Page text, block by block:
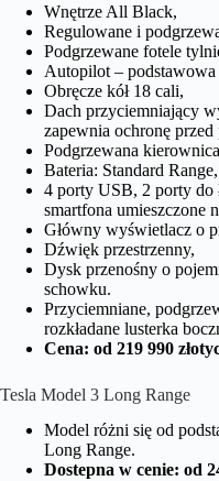
Wnętrze All Black,
Regulowane i
Podgrzewane fotele
Autopilot – podstawowa
Obręcze kół 18 cali,
Dach przyciemniający
zapewnia ochronę
Podgrzewana
Bateria: Standard Range,
4 porty USB, 2 porty do
smartfona umieszczone
Główny wyświetlacz o
Dźwięk przestrzenny,
Dysk przenośny o
schowku.
Przyciemniane,
rozkładane lusterka
Cena: od 219 990
Tesla Model 3 Long Range
Model różni się od
Long Range.
Dostepna w cenie: od